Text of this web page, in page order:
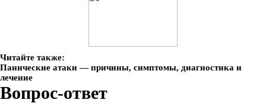
Читайте также:
Панические атаки — причины, симптомы, диагностика и
лечение
Вопрос-ответ